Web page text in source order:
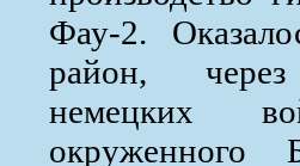
Фау-2.
район,
немецких
окруженного